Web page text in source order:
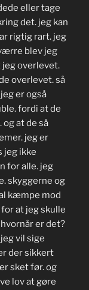
eller tage
det. jeg kan
rigtig rart. jeg
blev jeg
jeg overlevet.
overlevet. så
er også
fordi at de
og at de så
jeg er
jeg ikke
for alle. jeg
skyggerne og
kæmpe mod
at jeg skulle
er det?
vil sige
der sikkert
sket før. og
lov at gøre